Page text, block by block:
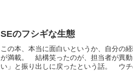
SEのフシギな生態
この本、本当に面白いというか、自分の
が満載。 結構笑ったのが、担当者が異
い」と振り出しに戻ったという話。 ウチ